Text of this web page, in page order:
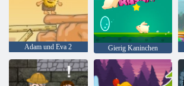
Adam und Eva 2 Gierig Kaninchen